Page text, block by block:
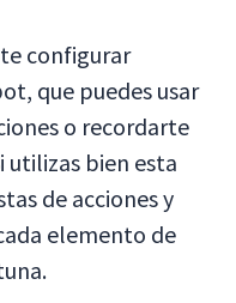
configurar
que puedes usar
o recordarte
utilizas bien esta
de acciones y
elemento de